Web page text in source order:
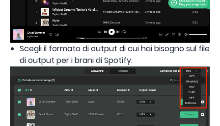
Scegli il formato di output di cui hai bisogno sul file
di output per i brani di Spotify.